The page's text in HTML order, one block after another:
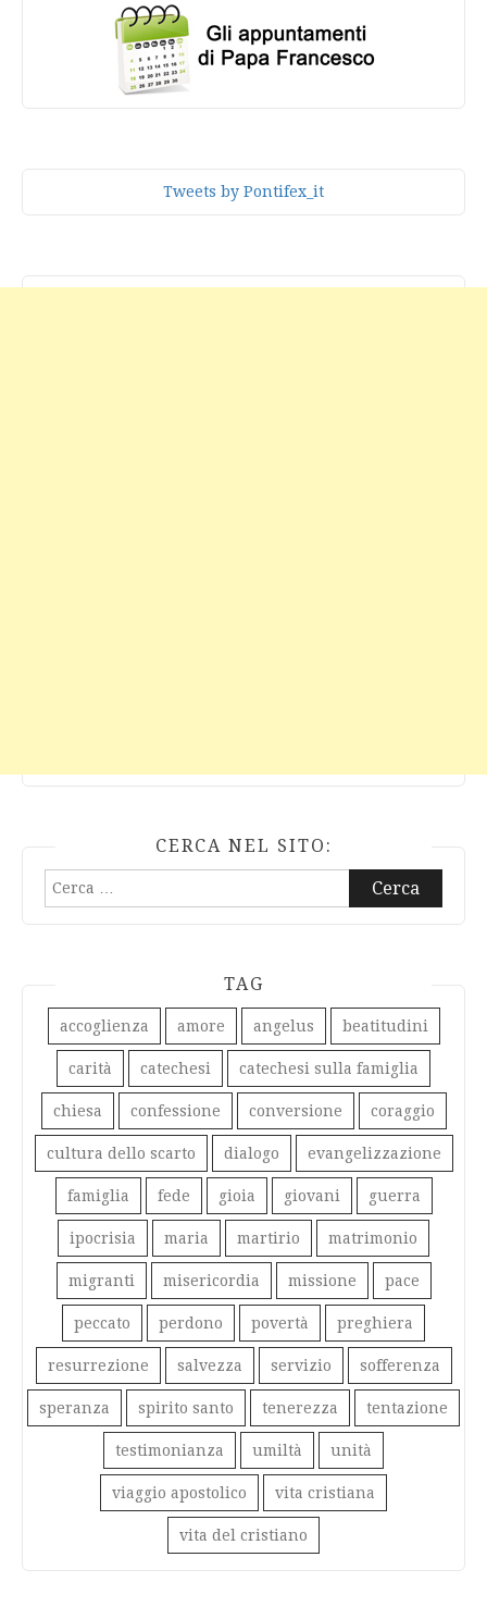
Tweets by Pontifex_it
CERCA NEL SITO:
Ricerca
per:
TAG
accoglienza amore angelus beatitudini
carità catechesi catechesi sulla famiglia
chiesa confessione conversione coraggio
cultura dello scarto dialogo evangelizzazione
famiglia fede gioia giovani guerra
ipocrisia maria martirio matrimonio
migranti misericordia missione pace
peccato perdono povertà preghiera
resurrezione salvezza servizio sofferenza
speranza spirito santo tenerezza tentazione
testimonianza umiltà unità
viaggio apostolico vita cristiana
vita del cristiano